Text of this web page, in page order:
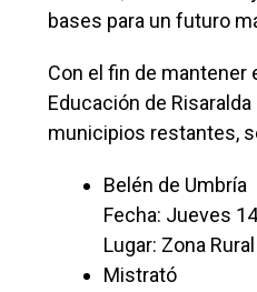
bases para un futuro
Con el fin de mantener
Educación de
municipios restantes,
Belén de Umbría
Fecha: Jueves
Lugar: Zona
Mistrató